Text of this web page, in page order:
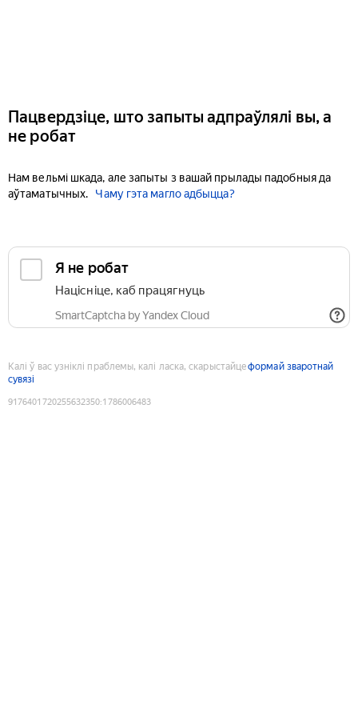
Пацвердзіце, што запыты адпраўлялі вы, а
не робат
Нам вельмі шкада, але запыты з вашай прылады падобныя да
аўтаматычных.
Чаму гэта магло адбыцца?
Я не робат
Націсніце, каб працягнуць
SmartCaptcha by Yandex Cloud
Калі ў вас узніклі праблемы, калі ласка, скарыстайцеформай зваротнай
сувязі
9176401720255632350:1786006483